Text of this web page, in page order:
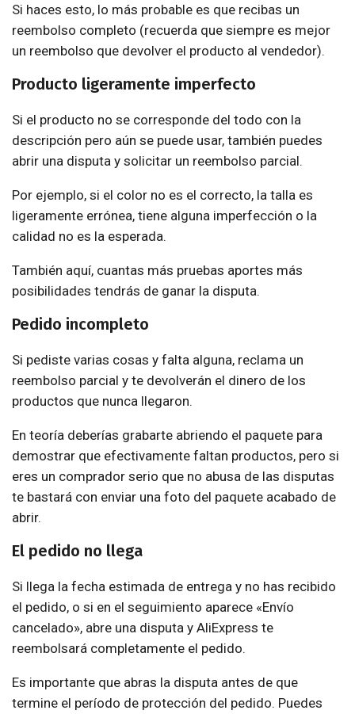
Si haces esto, lo más probable es que recibas un
reembolso completo (recuerda que siempre es mejor
un reembolso que devolver el producto al vendedor).
Producto ligeramente imperfecto
Si el producto no se corresponde del todo con la
descripción pero aún se puede usar, también puedes
abrir una disputa y solicitar un reembolso parcial.
Por ejemplo, si el color no es el correcto, la talla es
ligeramente errónea, tiene alguna imperfección o la
calidad no es la esperada.
También aquí, cuantas más pruebas aportes más
posibilidades tendrás de ganar la disputa.
Pedido incompleto
Si pediste varias cosas y falta alguna, reclama un
reembolso parcial y te devolverán el dinero de los
productos que nunca llegaron.
En teoría deberías grabarte abriendo el paquete para
demostrar que efectivamente faltan productos, pero si
eres un comprador serio que no abusa de las disputas
te bastará con enviar una foto del paquete acabado de
abrir.
El pedido no llega
Si llega la fecha estimada de entrega y no has recibido
el pedido, o si en el seguimiento aparece «Envío
cancelado», abre una disputa y AliExpress te
reembolsará completamente el pedido.
Es importante que abras la disputa antes de que
termine el período de protección del pedido. Puedes